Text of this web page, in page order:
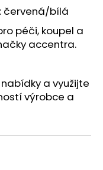
červená/bílá
péči, koupel a
accentra.
a využijte
výrobce a